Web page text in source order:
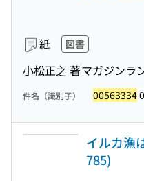
紙 図書
小松正之 著マガジンラ
件名（識別子） 00563334
イルカ漁
785)